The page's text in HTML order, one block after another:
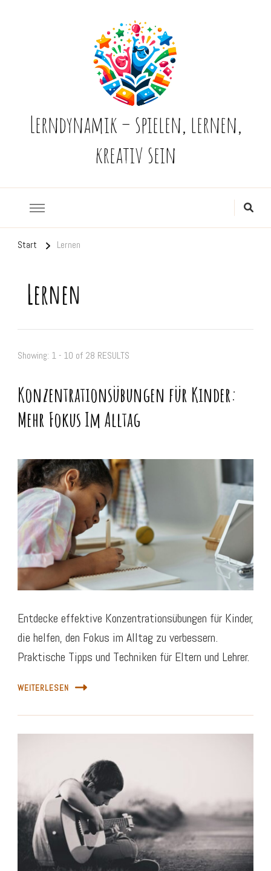
Lerndynamik – spielen, lernen,
kreativ sein
Start Lernen
Lernen
Showing: 1 - 10 of 28 RESULTS
Konzentrationsübungen für Kinder:
Mehr Fokus Im Alltag
Entdecke effektive Konzentrationsübungen für Kinder,
die helfen, den Fokus im Alltag zu verbessern.
Praktische Tipps und Techniken für Eltern und Lehrer.
WEITERLESEN